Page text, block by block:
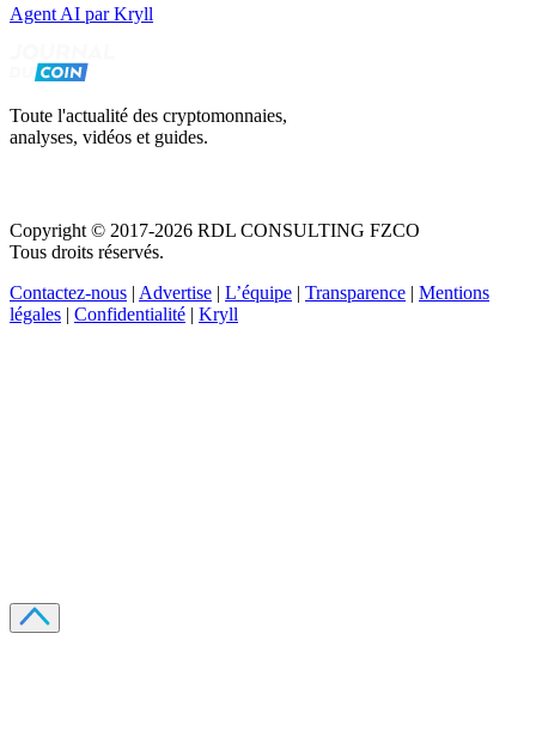
Agent AI par Kryll
Toute l'actualité des cryptomonnaies,
analyses, vidéos et guides.
Copyright © 2017-2026 RDL CONSULTING FZCO
Tous droits réservés.
Contactez-nous | Advertise | L’équipe | Transparence | Mentions
légales | Confidentialité | Kryll